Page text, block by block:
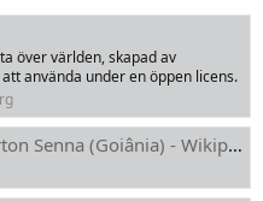
över världen, skapad av
använda under en öppen licens.
(Goiânia) - Wikipedia